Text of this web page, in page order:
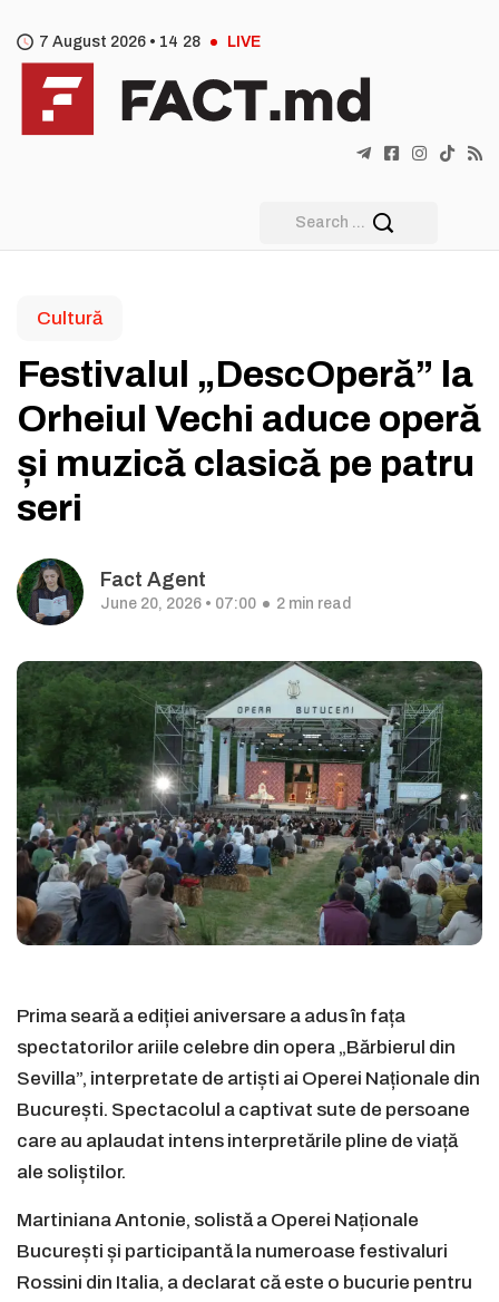
7 August 2026 • 14 28 LIVE
Cultură
Festivalul „DescOperă” la
Orheiul Vechi aduce operă
și muzică clasică pe patru
seri
Fact Agent
June 20, 2026 • 07:00 2 min read
Prima seară a ediției aniversare a adus în fața
spectatorilor ariile celebre din opera „Bărbierul din
Sevilla”, interpretate de artiști ai Operei Naționale din
București. Spectacolul a captivat sute de persoane
care au aplaudat intens interpretările pline de viață
ale soliștilor.
Martiniana Antonie, solistă a Operei Naționale
București și participantă la numeroase festivaluri
Rossini din Italia, a declarat că este o bucurie pentru